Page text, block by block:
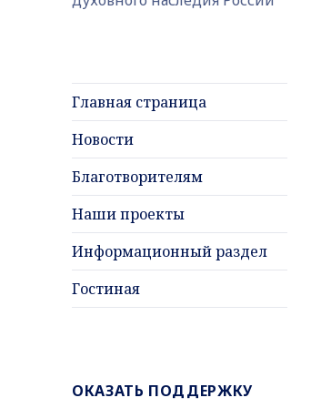
Главная страница
Новости
Благотворителям
Наши проекты
Информационный раздел
Гостиная
ОКАЗАТЬ ПОДДЕРЖКУ